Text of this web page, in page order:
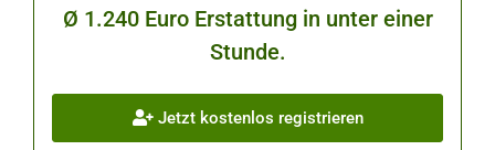
Ø 1.240 Euro Erstattung in unter einer
Stunde.
Jetzt kostenlos registrieren